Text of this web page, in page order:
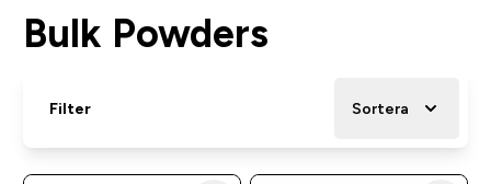
Bulk Powders
Filter Sortera